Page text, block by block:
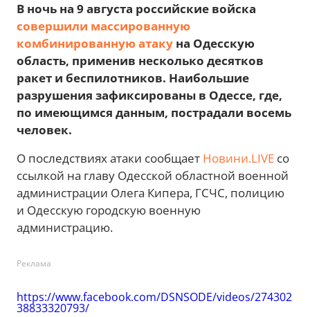
В ночь на 9 августа российские войска
совершили массированную
комбинированную атаку на Одесскую
область, применив несколько десятков
ракет и беспилотников. Наибольшие
разрушения зафиксированы в Одессе, где,
по имеющимся данным, пострадали восемь
человек.
О последствиях атаки сообщает Новини.LIVE со
ссылкой на главу Одесской областной военной
администрации Олега Кипера, ГСЧС, полицию
и Одесскую городскую военную
администрацию.
Реклама
https://www.facebook.com/DSNSODE/videos/274302
38833320793/